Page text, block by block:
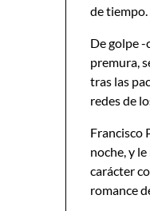
de tiempo.
De golpe -
premura,
tras las
redes de
Francisco
noche, y
carácter
romance